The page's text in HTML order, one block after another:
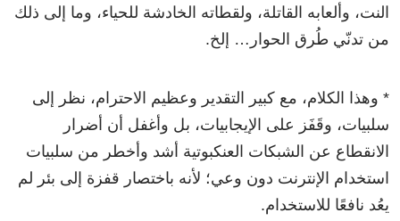
النت، وألعابه القاتلة، ولقطاته الخادشة للحياء، وما إلى ذلك
من تدنّي طُرق الحوار… إلخ.
* وهذا الكلام، مع كبير التقدير وعظيم الاحترام، نظر إلى
سلبيات، وقَفَز على الإيجابيات، بل وأغفل أن أضرار
الانقطاع عن الشبكات العنكبوتية أشد وأخطر من سلبيات
استخدام الإنترنت دون وعي؛ لأنه باختصار قفزة إلى بئر لم
يعُد نافعًا للاستخدام.